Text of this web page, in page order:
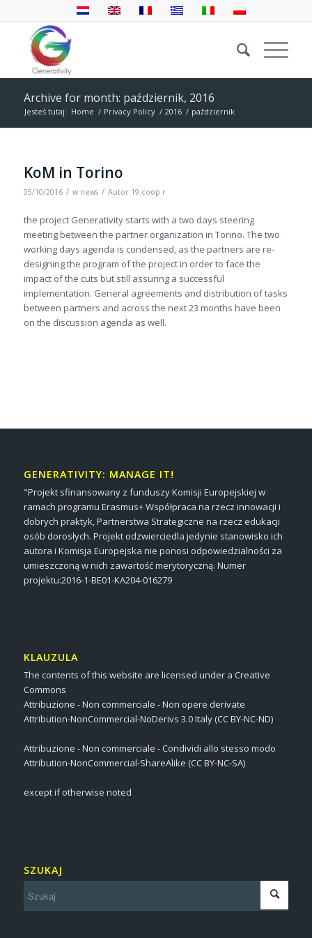
Archive for month: październik, 2016
Jesteś tutaj: Home / Privacy Policy / 2016 / październik
KoM in Torino
05/10/2016 / w news / Autor 19.coop r
the project Generativity starts with a two days steering
meeting between the partner organization in Torino. The two
working days agenda is condensed, as the partners are re-
designing the program of the project in order to face the
impact of the cuts but still assuring a successful
implementation. General agreements and distribution of tasks
between partners and across the next 23 months have been
on the discussion agenda as well.
GENERATIVITY: MANAGE IT!
"Projekt sfinansowany z funduszy Komisji Europejskiej w
ramach programu Erasmus+ Współpraca na rzecz innowacji i
dobrych praktyk, Partnerstwa Strategiczne na rzecz edukacji
osób dorosłych. Projekt odzwierciedla jedynie stanowisko ich
autora i Komisja Europejska nie ponosi odpowiedzialności za
umieszczoną w nich zawartość merytoryczną. Numer
projektu:2016-1-BE01-KA204-016279
KLAUZULA
The contents of this website are licensed under a Creative
Commons
Attribuzione - Non commerciale - Non opere derivate
Attribution-NonCommercial-NoDerivs 3.0 Italy (CC BY-NC-ND)
Attribuzione - Non commerciale - Condividi allo stesso modo
Attribution-NonCommercial-ShareAlike (CC BY-NC-SA)
except if otherwise noted
SZUKAJ